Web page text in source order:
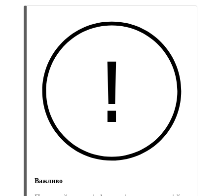
Важливо